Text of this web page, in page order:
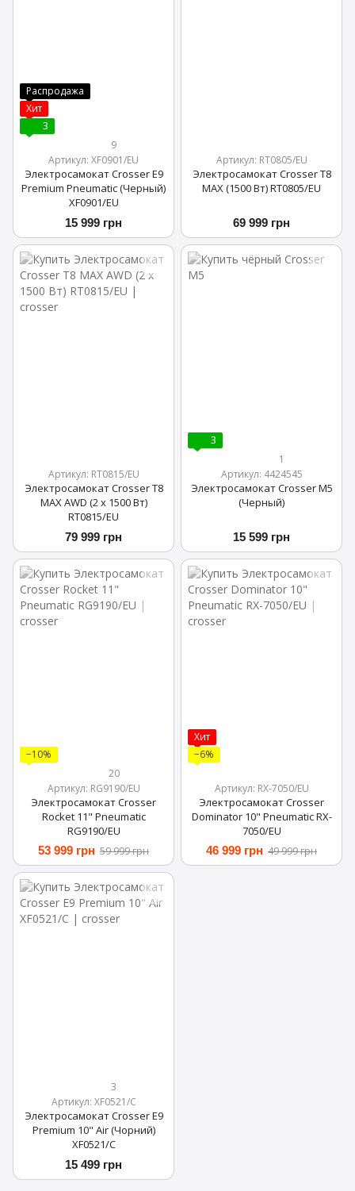
Распродажа
Хит
3
9
Артикул: XF0901/EU
Электросамокат Crosser E9
Premium Pneumatic (Черный)
XF0901/EU
15 999 грн
Артикул: RT0805/EU
Электросамокат Crosser T8
MAX (1500 Вт) RT0805/EU
69 999 грн
Артикул: RT0815/EU
Электросамокат Crosser T8
MAX AWD (2 x 1500 Вт)
RT0815/EU
79 999 грн
3
1
Артикул: 4424545
Электросамокат Crosser M5
(Черный)
15 599 грн
−10%
20
Артикул: RG9190/EU
Электросамокат Crosser
Rocket 11" Pneumatic
RG9190/EU
53 999 грн 59 999 грн
Хит
−6%
Артикул: RX-7050/EU
Электросамокат Crosser
Dominator 10" Pneumatic RX-
7050/EU
46 999 грн 49 999 грн
3
Артикул: XF0521/C
Электросамокат Crosser E9
Premium 10" Air (Чорний)
XF0521/C
15 499 грн